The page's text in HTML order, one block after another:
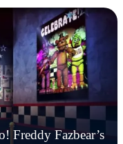
Freddy Fazbear’s